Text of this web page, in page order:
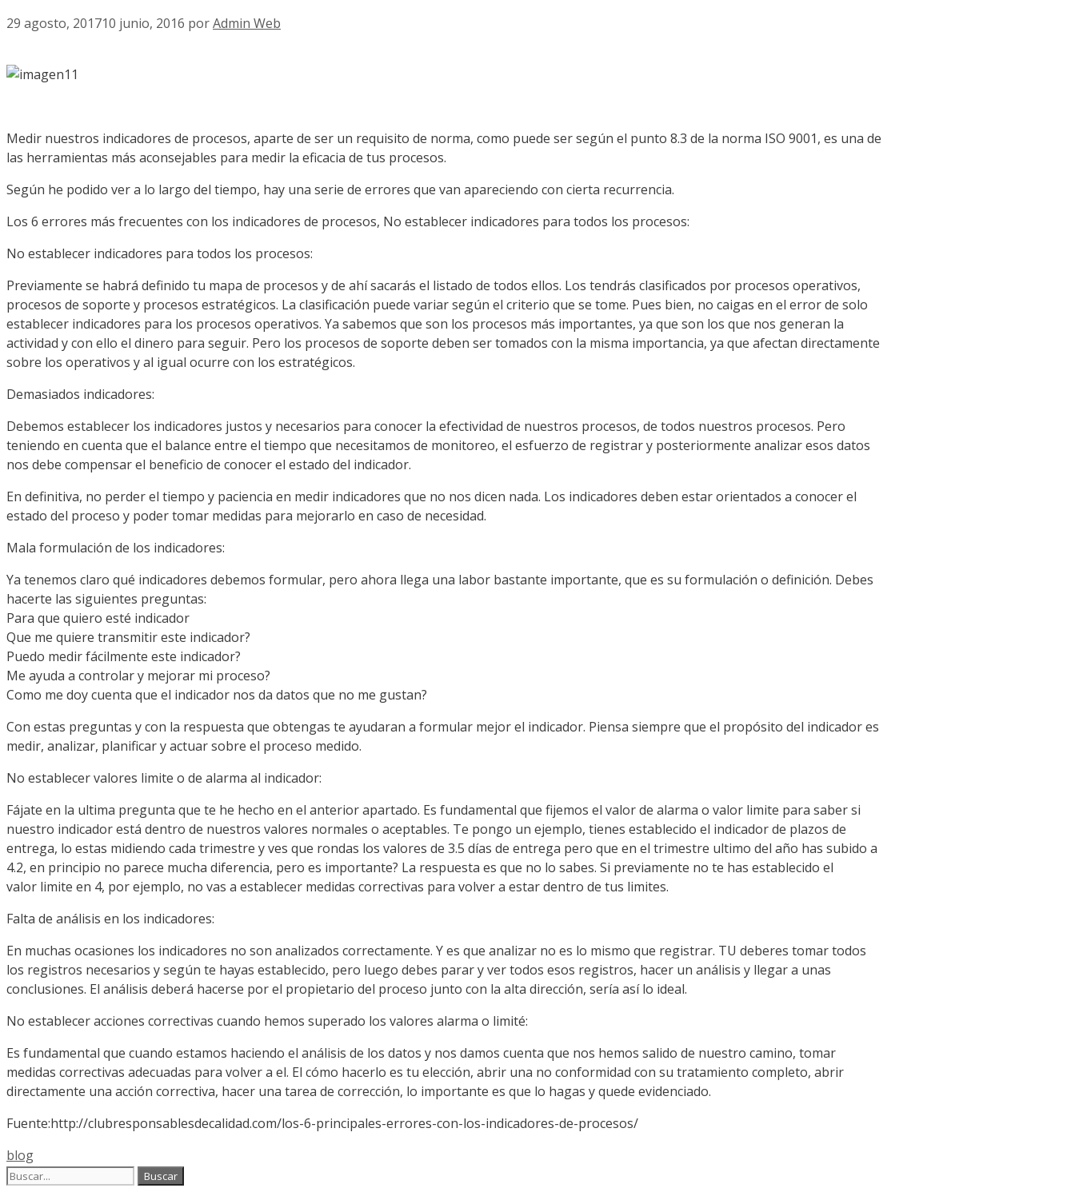
29 agosto, 201710 junio, 2016 porAdmin Web
Medir nuestros indicadores de procesos, aparte de ser un requisito de norma, como puede sersegún el punto 8.3 de la norma ISO 9001, es una de
las herramientas más aconsejables para medir la eficacia de tus procesos.
Según he podido ver a lo largo del tiempo, hay una serie de errores que van apareciendo con cierta recurrencia.
Los 6 errores más frecuentes con los indicadores de procesos, No establecer indicadores para todos los procesos:
No establecer indicadores para todos los procesos:
Previamente se habrá definido tu mapa de procesos y de ahísacarás el listado de todos ellos. Los tendrás clasificados por procesos operativos,
procesos de soporte y procesos estratégicos. La clasificación puede variarsegún el criterio que se tome. Pues bien, no caigas en el error de solo
establecer indicadores para los procesos operativos. Ya sabemos que son los procesos más importantes, ya que son los que nos generan la
actividad y con ello el dinero para seguir. Pero los procesos de soporte deben ser tomados con la misma importancia, ya que afectan directamente
sobre los operativos y al igual ocurre con los estratégicos.
Demasiados indicadores:
Debemos establecer los indicadores justos y necesarios para conocer la efectividad de nuestros procesos, de todos nuestros procesos. Pero
teniendo en cuenta que el balance entre el tiempo que necesitamos de monitoreo, el esfuerzo de registrar y posteriormente analizar esos datos
nos debe compensar el beneficio de conocer el estado del indicador.
En definitiva, no perder el tiempo y paciencia en medir indicadores que no nos dicen nada. Los indicadores deben estar orientados a conocer el
estado del proceso y poder tomar medidas para mejorarlo en caso de necesidad.
Mala formulación de los indicadores:
Ya tenemos claro qué indicadores debemos formular, pero ahora llega una labor bastante importante, que es su formulación o definición. Debes
hacerte las siguientes preguntas:
Para que quiero esté indicador
Que me quiere transmitir este indicador?
Puedo medirfácilmente este indicador?
Me ayuda a controlar y mejorar mi proceso?
Como me doy cuenta que el indicador nos da datos que no me gustan?
Con estas preguntas y con la respuesta que obtengas te ayudaran a formular mejor el indicador. Piensa siempre que el propósito del indicador es
medir, analizar, planificar y actuar sobre el proceso medido.
No establecer valores limite o de alarma al indicador:
Fájate en la ultima pregunta que te he hecho en el anterior apartado. Es fundamental que fijemos el valor de alarma o valor limite para saber si
nuestro indicadorestá dentro de nuestros valores normales o aceptables. Te pongo un ejemplo, tienes establecido el indicador de plazos de
entrega, lo estas midiendo cada trimestre y ves que rondas los valores de 3.5 días de entrega pero que en el trimestre ultimo del año has subido a
4.2, en principio no parece mucha diferencia, pero es importante? La respuesta es que no lo sabes. Si previamente no te has establecido el
valor limite en 4, por ejemplo, no vas a establecer medidas correctivas para volver a estar dentro de tus limites.
Falta de análisis en los indicadores:
En muchas ocasiones los indicadores no son analizados correctamente. Y es que analizar no es lo mismo que registrar. TU deberes tomar todos
los registros necesarios ysegún te hayas establecido, pero luego debes parar y ver todos esos registros, hacer un análisis y llegar a unas
conclusiones. El análisis deberá hacerse por el propietario del proceso junto con la alta dirección, sería asílo ideal.
No establecer acciones correctivas cuando hemos superado los valores alarma o limité:
Es fundamental que cuando estamos haciendo el análisis de los datos y nos damos cuenta que nos hemos salido de nuestro camino, tomar
medidas correctivas adecuadas para volver a el. El cómo hacerlo es tu elección, abrir una no conformidad con su tratamiento completo, abrir
directamente una acción correctiva, hacer una tarea de corrección, lo importante es que lo hagas y quede evidenciado.
Fuente:http://clubresponsablesdecalidad.com/los-6-principales-errores-con-los-indicadores-de-procesos/
Categorías
blog
Buscar: